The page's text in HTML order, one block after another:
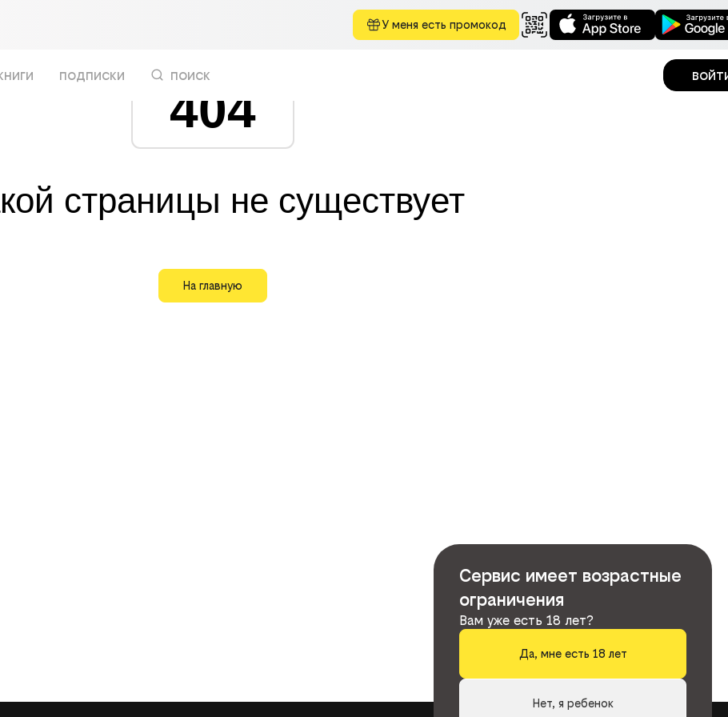
У меня есть промокод
подписки поиск
404
страницы не существует
На главную
Сервис имеет возрастные
ограничения
Вам уже есть 18 лет?
Да, мне есть 18 лет
Нет, я ребенок